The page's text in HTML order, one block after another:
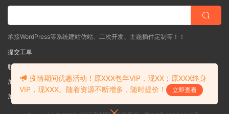
承接WordPress等系统建站仿站、二次开发、主题插件定制等！！
提交工单
联系客服
加入QQ一群（验证: mobantu）
加入QQ二群
疫情期间优惠活动！原XXX包年VIP，现XX；原XXX终身
VIP，现XXX。随着资源不断增多，随时提价！
立即查看